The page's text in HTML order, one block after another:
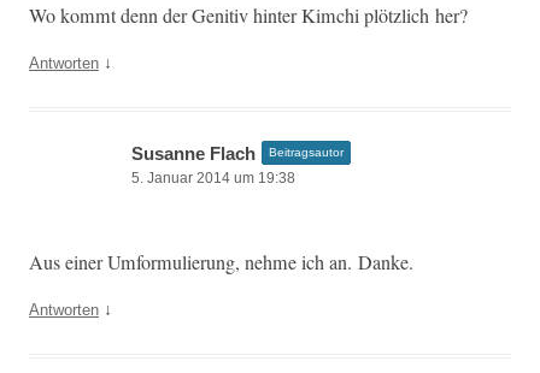
Wo kommt denn der Gen­i­tiv hin­ter Kim­chi plöt­zlich her?
Antworten ↓
Susanne Flach Beitragsautor
5. Januar 2014 um 19:38
Aus ein­er Umfor­mulierung, nehme ich an. Danke.
Antworten ↓